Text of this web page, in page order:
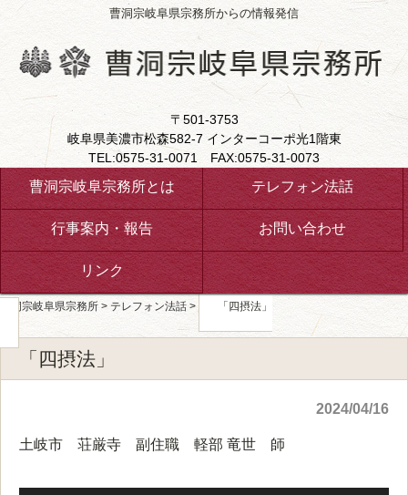
曹洞宗岐阜県宗務所からの情報発信
〒501-3753
岐阜県美濃市松森582-7 インターコーポ光1階東
TEL:0575-31-0071 FAX:0575-31-0073
曹洞宗岐阜宗務所とは テレフォン法話
行事案内・報告 お問い合わせ
リンク
曹洞宗岐阜県宗務所 > テレフォン法話 > 「四摂法」
「四摂法」
2024/04/16
土岐市 荘厳寺 副住職 軽部 竜世 師